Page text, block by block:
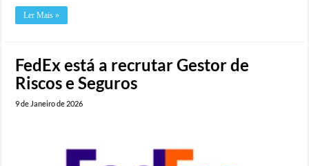
Ler Mais »
FedEx está a recrutar Gestor de
Riscos e Seguros
9 de Janeiro de 2026